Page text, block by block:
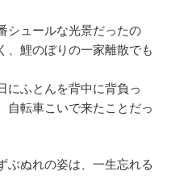
シュールな光景だったの
、鯉のぼりの一家離散でも
ふとんを背中に背負っ
自転車こいで来たことだっ
ぬれの姿は、一生忘れる